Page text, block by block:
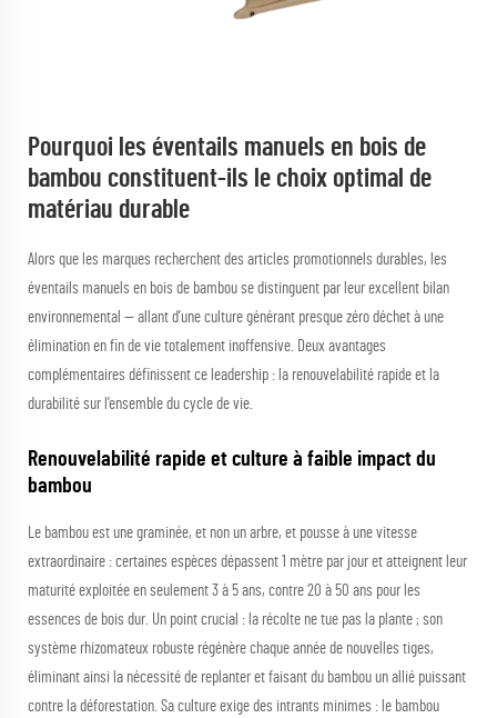
Pourquoi les éventails manuels en bois de
bambou constituent-ils le choix optimal de
matériau durable
Alors que les marques recherchent des articles promotionnels durables, les
éventails manuels en bois de bambou se distinguent par leur excellent bilan
environnemental — allant d’une culture générant presque zéro déchet à une
élimination en fin de vie totalement inoffensive. Deux avantages
complémentaires définissent ce leadership : la renouvelabilité rapide et la
durabilité sur l’ensemble du cycle de vie.
Renouvelabilité rapide et culture à faible impact du
bambou
Le bambou est une graminée, et non un arbre, et pousse à une vitesse
extraordinaire : certaines espèces dépassent 1 mètre par jour et atteignent leur
maturité exploitée en seulement 3 à 5 ans, contre 20 à 50 ans pour les
essences de bois dur. Un point crucial : la récolte ne tue pas la plante ; son
système rhizomateux robuste régénère chaque année de nouvelles tiges,
éliminant ainsi la nécessité de replanter et faisant du bambou un allié puissant
contre la déforestation. Sa culture exige des intrants minimes : le bambou